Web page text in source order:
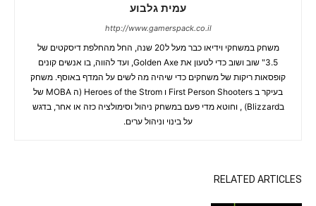
עמית גלבוע
http://www.gamerspack.co.il
משחק במשחקי וידיאו כבר מעל ל20 שנה, החל מהחלפת דיסקטים של
3.5" שוב ושוב כדי לטעון את Golden Axe, ועד להווה, בו אנשים קונים
קופסאות ריקות של משחקים כדי שיהיה מה לשים על המדף באוסף. משחק
בעיקר ב First Person Shooters ו Heroes of the Strom (ה MOBA של
בBlizzard) , וחוטא מדי פעם במשחק ניהול וסימולציה כזה או אחר, בדגש
על בינוי וניהול ערים.
RELATED ARTICLES